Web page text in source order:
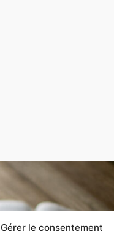
Gérer le consentement